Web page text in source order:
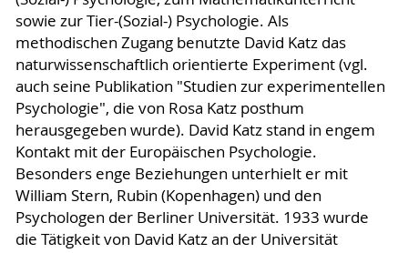
sowie zur Tier-(Sozial-) Psychologie. Als
methodischen Zugang benutzte David Katz das
naturwissenschaftlich orientierte Experiment (vgl.
auch seine Publikation "Studien zur experimentellen
Psychologie", die von Rosa Katz posthum
herausgegeben wurde). David Katz stand in engem
Kontakt mit der Europäischen Psychologie.
Besonders enge Beziehungen unterhielt er mit
William Stern, Rubin (Kopenhagen) und den
Psychologen der Berliner Universität. 1933 wurde
die Tätigkeit von David Katz an der Universität